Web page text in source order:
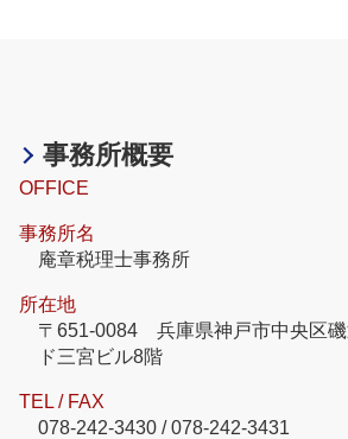
事務所概要
OFFICE
事務所名
庵章税理士事務所
所在地
〒651-0084 兵庫県神戸市中央区
ド三宮ビル8階
TEL / FAX
078-242-3430 / 078-242-3431